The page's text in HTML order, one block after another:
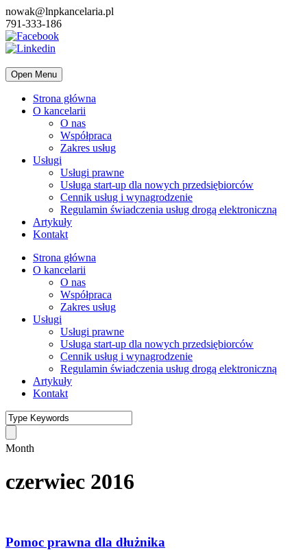
nowak@lnpkancelaria.pl
791-333-186
Open Menu
Strona główna
O kancelarii
O nas
Współpraca
Zakres usług
Usługi
Usługi prawne
Usługa start-up dla nowych przedsiębiorców
Cennik usług i wynagrodzenie
Regulamin świadczenia usług drogą elektroniczną
Artykuły
Kontakt
Strona główna
O kancelarii
O nas
Współpraca
Zakres usług
Usługi
Usługi prawne
Usługa start-up dla nowych przedsiębiorców
Cennik usług i wynagrodzenie
Regulamin świadczenia usług drogą elektroniczną
Artykuły
Kontakt
Month
czerwiec 2016
Pomoc prawna dla dłużnika